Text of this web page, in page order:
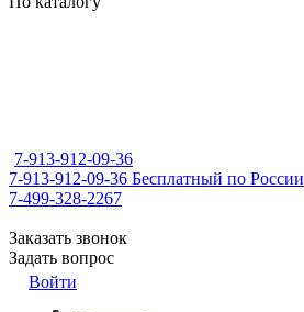
7-913-912-09-36
7-913-912-09-36 Бесплатный по России
7-499-328-2267
Заказать звонок
Задать вопрос
Войти